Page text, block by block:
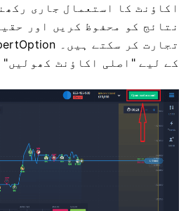
اکاؤنٹ کا استعمال جاری
نتائج کو محفوظ کریں اور
کے لیے "اصلی اکاؤنٹ کھولیں"